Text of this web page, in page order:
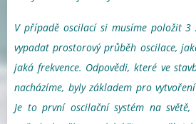
V případě oscilací si musíme položit 3
vypadat prostorový průběh oscilace,
jaká frekvence. Odpovědi, které ve
nacházíme, byly základem pro
Je to první oscilační systém na